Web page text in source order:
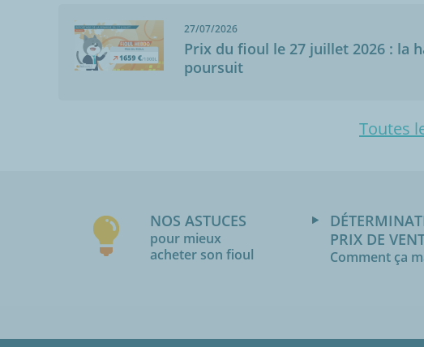
27/07/2026
Prix du fioul le 27 juillet 2026 : la
poursuit
Toutes
NOS ASTUCES
pour mieux
acheter son fioul
PRIX DE
Comment ça